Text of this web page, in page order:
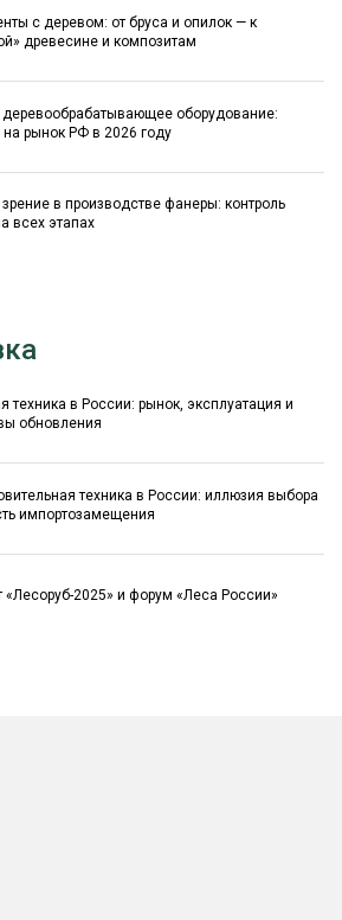
с деревом: от бруса и опилок — к
древесине и композитам
деревообрабатывающее оборудование:
на рынок РФ в 2026 году
в производстве фанеры: контроль
всех этапах
техника в России: рынок, эксплуатация и
обновления
техника в России: иллюзия выбора
импортозамещения
2025» и форум «Леса России»